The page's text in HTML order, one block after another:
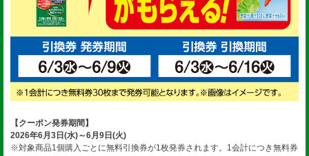
【クーポン発券期間】
2026年6月3日(水)～6月9日(火)
※対象商品1個購入ごとに無料引換券が1枚発券されます。1会計につき無料券